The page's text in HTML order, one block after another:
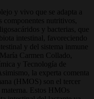
y vivo que se adapta a
componentes nutritivos,
y bacterias, que
intestinal, favoreciendo
y del sistema inmune
Carmen Collado,
y Tecnología de
la experta comenta
(HMOS) son el tercer
Estos HMOs